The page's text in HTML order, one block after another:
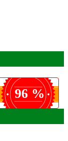
96 %